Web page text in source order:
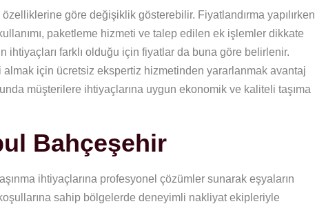
göre değişiklik gösterebilir. Fiyatlandırma yapılırken
paketleme hizmeti ve talep edilen ek işlemler dikkate
ihtiyaçları farklı olduğu için fiyatlar da buna göre belirlenir.
için ücretsiz ekspertiz hizmetinden yararlanmak avantaj
müşterilere ihtiyaçlarına uygun ekonomik ve kaliteli taşıma
Bahçeşehir
ihtiyaçlarına profesyonel çözümler sunarak eşyaların
sahip bölgelerde deneyimli nakliyat ekipleriyle